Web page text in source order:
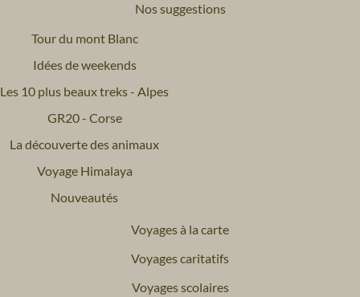
Nos suggestions
Tour du mont Blanc
Idées de weekends
Les 10 plus beaux treks - Alpes
GR20 - Corse
La découverte des animaux
Voyage Himalaya
Nouveautés
Voyages à la carte
Voyages caritatifs
Voyages scolaires